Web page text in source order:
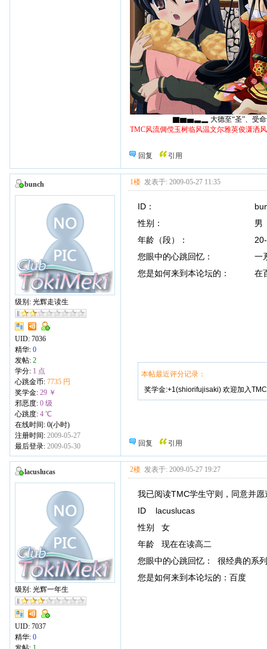
▇▆▅▃▂ 大德至“圣”、受命于“
TMC风流倜傥玉树临风温文尔雅英俊潇洒
回复 引用
bunch
级别: 光辉走读生
UID: 7036
精华: 0
发帖: 2
学分: 1 点
心跳金币: 7735 円
奖学金: 29 ￥
邪恶度: 0 级
心跳度: 4 ℃
在线时间: 0(小时)
注册时间: 2009-05-27
最后登录: 2009-05-30
1楼 发表于: 2009-05-27 11:35
ID：
性别： 男
年龄（段）： 20-
您眼中的心跳回忆： 一系列
您是如何来到本论坛的： 在
本帖最近评分记录：
奖学金:+1(shiorifujisaki) 欢迎加入TMC
回复 引用
lacuslucas
级别: 光辉一年生
UID: 7037
精华: 0
2楼 发表于: 2009-05-27 19:27
我已阅读TMC学生守则，同意并愿
ID lacuslucas
性别 女
年龄 现在在读高二
您眼中的心跳回忆： 很经典的系
您是如何来到本论坛的：百度